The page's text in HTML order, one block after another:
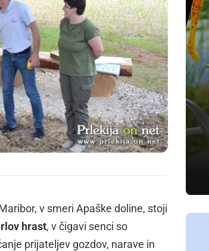
v smeri Apaške doline, stoji
hrast, v čigavi senci so
prijateljev gozdov, narave in